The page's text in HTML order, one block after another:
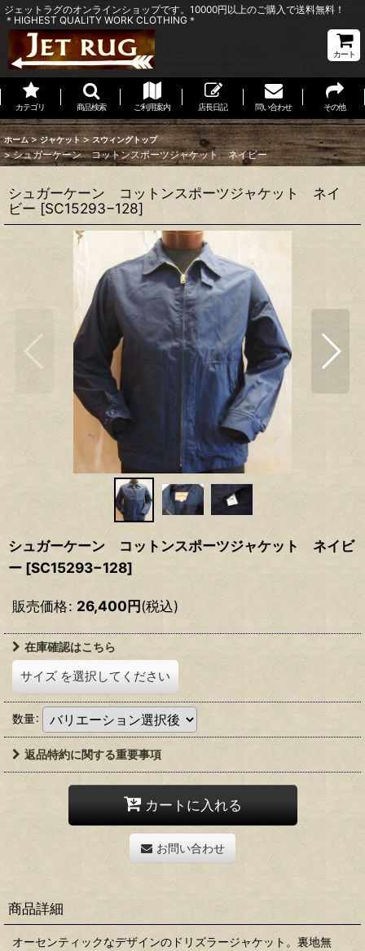
ジェットラグのオンラインショップです。10000円以上のご購入で送料無料！
＊HIGHEST QUALITY WORK CLOTHING＊
カート
カテゴリ 商品検索 ご利用案内 店長日記 問い合わせ その他
ホーム > ジャケット > スウィングトップ
> シュガーケーン コットンスポーツジャケット ネイビー
シュガーケーン コットンスポーツジャケット ネイ
ビー [SC15293−128]
シュガーケーン コットンスポーツジャケット ネイビ
ー [SC15293−128]
販売価格: 26,400円(税込)
在庫確認はこちら
サイズ を選択してください
数量:
返品特約に関する重要事項
カートに入れる
お問い合わせ
商品詳細
オーセンティックなデザインのドリズラージャケット。裏地無